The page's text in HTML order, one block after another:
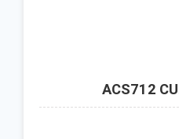
ACS712